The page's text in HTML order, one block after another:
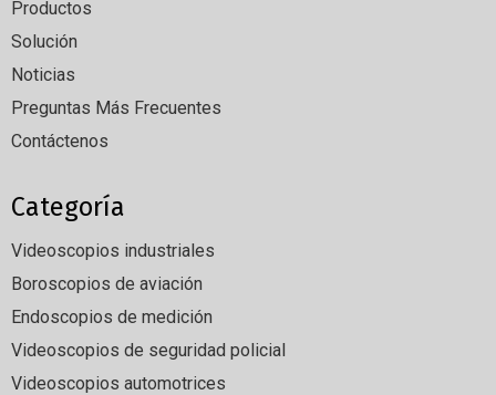
Productos
Solución
Noticias
Preguntas Más Frecuentes
Contáctenos
Categoría
Videoscopios industriales
Boroscopios de aviación
Endoscopios de medición
Videoscopios de seguridad policial
Videoscopios automotrices